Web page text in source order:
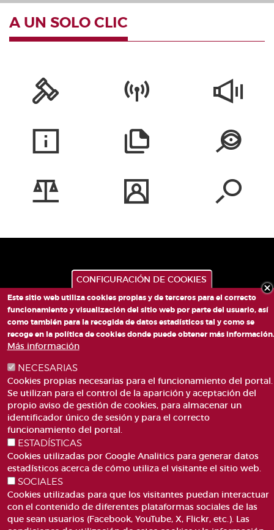
A UN SOLO CLIC
PLAZA DE SAN LORENZO, 4 VALÈNCIA 46003
Pie
de
página
ACCESIBILIDAD
AVISO LEGAL
CANAL DE DENÚNCIES
CONTACTO
GLOSARIO
MAPA WEB
POLÍTICA DE COOKIES
CONFIGURACIÓN DE COOKIES
Este sitio web utiliza cookies propias y de terceros para el correcto
funcionamiento y visualización del sitio web por parte del usuario, así
como también para la recogida de datos estadísticos tal y como se
recoge en la política de cookies donde puede obtener más información.
Más información
NECESARIAS
Cookies propias necesarias para el funcionamiento del portal.
Se utilizan para el control de la aparición y aceptación del
propio aviso de gestión de cookies, para almacenar un
identificador único de sesión y para el correcto
funcionamiento del portal.
ESTADÍSTICAS
Cookies utilizadas por Google Analitics para generar datos
estadísticos acerca de cómo utiliza el visitante el sitio web.
SOCIALES
Cookies utilizadas para que los visitantes puedan interactuar
con el contenido de diferentes plataformas sociales de las
que sean usuarios (Facebook, YouTube, X, Flickr, etc.). Las